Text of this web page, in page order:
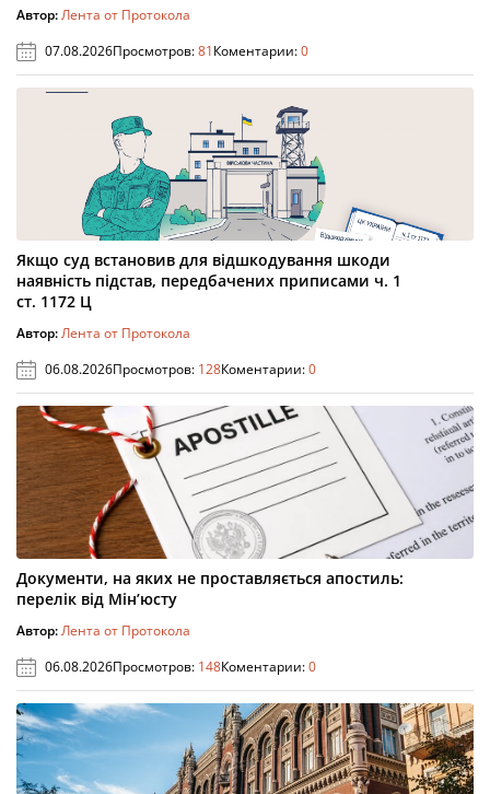
Автор:Лента от Протокола
07.08.2026Просмотров:81Коментарии:0
Якщо суд встановив для відшкодування шкоди
наявність підстав, передбачених приписами ч. 1
ст. 1172 Ц
Автор:Лента от Протокола
06.08.2026Просмотров: 128Коментарии:0
Документи, на яких не проставляється апостиль:
перелік від Мін’юсту
Автор:Лента от Протокола
06.08.2026Просмотров: 148Коментарии:0